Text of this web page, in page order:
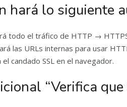
hará lo siguiente
todo el tráfico de HTTP →
las URLs internas para usar
el candado SSL en el navegador.
“Verifica